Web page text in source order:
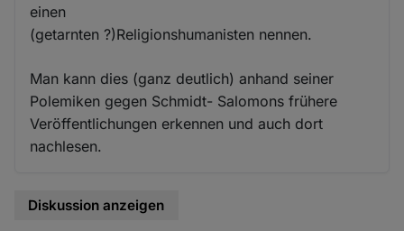
einen
(getarnten ?)Religionshumanisten nennen.
Man kann dies (ganz deutlich) anhand seiner
Polemiken gegen Schmidt- Salomons frühere
Veröffentlichungen erkennen und auch dort
nachlesen.
Diskussion anzeigen